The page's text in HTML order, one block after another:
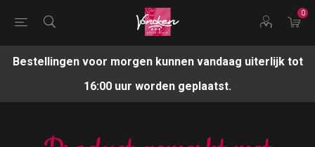
0
Bestellingen voor morgen kunnen vandaag uiterlijk tot
16:00 uur worden geplaatst.